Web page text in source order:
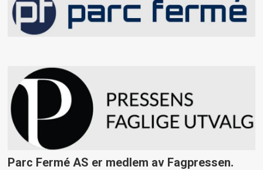
Parc Fermé AS er medlem av Fagpressen.